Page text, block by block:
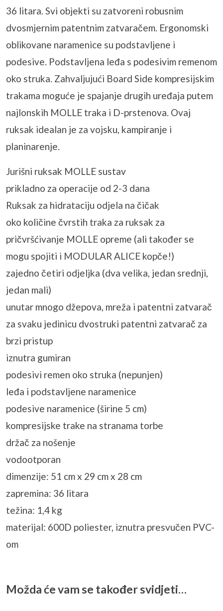
36 litara. Svi objekti su zatvoreni robusnim
dvosmjernim patentnim zatvaračem. Ergonomski
oblikovane naramenice su podstavljene i
podesive. Podstavljena leđa s podesivim remenom
oko struka. Zahvaljujući Board Side kompresijskim
trakama moguće je spajanje drugih uređaja putem
najlonskih MOLLE traka i D-prstenova. Ovaj
ruksak idealan je za vojsku, kampiranje i
planinarenje.
Jurišni ruksak MOLLE sustav
prikladno za operacije od 2-3 dana
Ruksak za hidrataciju odjela na čičak
oko količine čvrstih traka za ruksak za
pričvršćivanje MOLLE opreme (ali također se
mogu spojiti i MODULAR ALICE kopče!)
zajedno četiri odjeljka (dva velika, jedan srednji,
jedan mali)
unutar mnogo džepova, mreža i patentni zatvarač
za svaku jedinicu dvostruki patentni zatvarač za
brzi pristup
iznutra gumiran
podesivi remen oko struka (nepunjen)
leđa i podstavljene naramenice
podesive naramenice (širine 5 cm)
kompresijske trake na stranama torbe
držač za nošenje
vodootporan
dimenzije: 51 cm x 29 cm x 28 cm
zapremina: 36 litara
težina: 1,4 kg
materijal: 600D poliester, iznutra presvučen PVC-
om
Možda će vam se također svidjeti…